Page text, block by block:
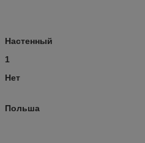
Настенный
1
Нет
Польша